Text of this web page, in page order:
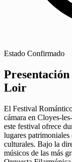
Estado Confirmado
Loir
El Festival
cámara en Cloyes-
este festival ofrece
lugares
culturales. Bajo la
músicos de las más